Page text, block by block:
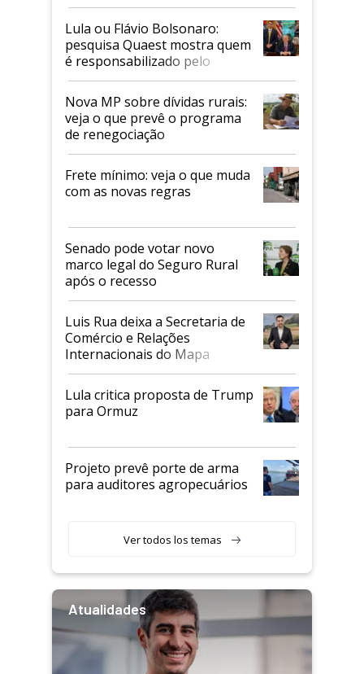
Faesp
Lula ou Flávio Bolsonaro:
pesquisa Quaest mostra quem
é responsabilizado pelo
tarifaço dos EUA
Nova MP sobre dívidas rurais:
veja o que prevê o programa
de renegociação
Frete mínimo: veja o que muda
com as novas regras
Senado pode votar novo
marco legal do Seguro Rural
após o recesso
Luis Rua deixa a Secretaria de
Comércio e Relações
Internacionais do Mapa
Lula critica proposta de Trump
para Ormuz
Projeto prevê porte de arma
para auditores agropecuários
Ver todos los temas
Atualidades